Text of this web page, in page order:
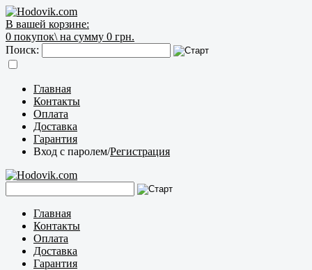
В вашей корзине:
0 покупок\ на сумму 0 грн.
Поиск:
Главная
Контакты
Оплата
Доставка
Гарантия
Вход с паролем/Регистрация
Главная
Контакты
Оплата
Доставка
Гарантия